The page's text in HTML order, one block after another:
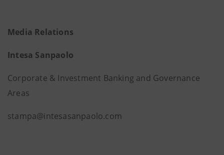
Media Relations
Intesa Sanpaolo
Corporate & Investment Banking and Governance
Areas
stampa@intesasanpaolo.com